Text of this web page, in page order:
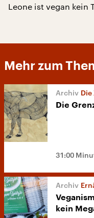
Leone ist vegan kein
Mehr zum
Die
31:00
kein